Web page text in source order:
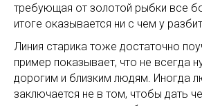
требующая от золотой рыбки все
итоге оказывается ни с чем у
Линия старика тоже достаточно
пример показывает, что не всегда
дорогим и близким людям. Иногда
заключается не в том, чтобы дать